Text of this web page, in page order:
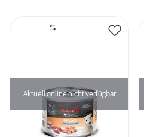
Aktuell online nicht verfügbar